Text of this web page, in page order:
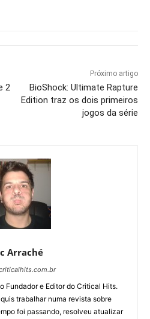
2
Próximo artigo
BioShock: Ultimate Rapture
Edition traz os dois primeiros
jogos da série
Arraché
Fundador e Editor do Critical Hits.
trabalhar numa revista sobre
foi passando, resolveu atualizar